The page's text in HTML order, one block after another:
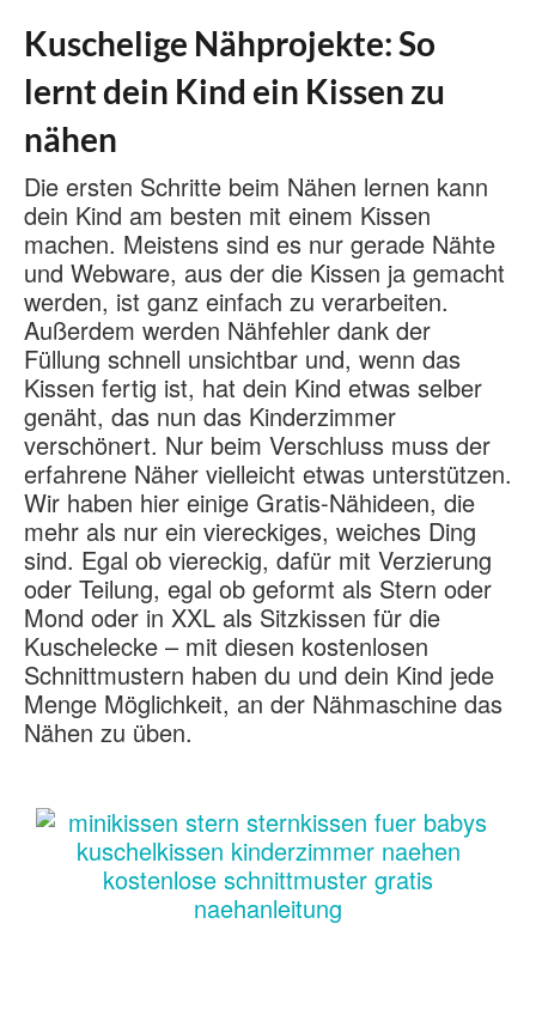
Kuschelige Nähprojekte: So
lernt dein Kind ein Kissen zu
nähen
Die ersten Schritte beim Nähen lernen kann
dein Kind am besten mit einem Kissen
machen. Meistens sind es nur gerade Nähte
und Webware, aus der die Kissen ja gemacht
werden, ist ganz einfach zu verarbeiten.
Außerdem werden Nähfehler dank der
Füllung schnell unsichtbar und, wenn das
Kissen fertig ist, hat dein Kind etwas selber
genäht, das nun das Kinderzimmer
verschönert. Nur beim Verschluss muss der
erfahrene Näher vielleicht etwas unterstützen.
Wir haben hier einige Gratis-Nähideen, die
mehr als nur ein viereckiges, weiches Ding
sind. Egal ob viereckig, dafür mit Verzierung
oder Teilung, egal ob geformt als Stern oder
Mond oder in XXL als Sitzkissen für die
Kuschelecke – mit diesen kostenlosen
Schnittmustern haben du und dein Kind jede
Menge Möglichkeit, an der Nähmaschine das
Nähen zu üben.